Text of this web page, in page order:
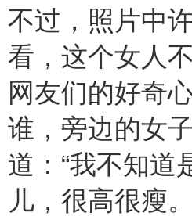
不过，照片中
看，这个女人
网友们的好奇
谁，旁边的女
道：“我不知道
儿，很高很瘦